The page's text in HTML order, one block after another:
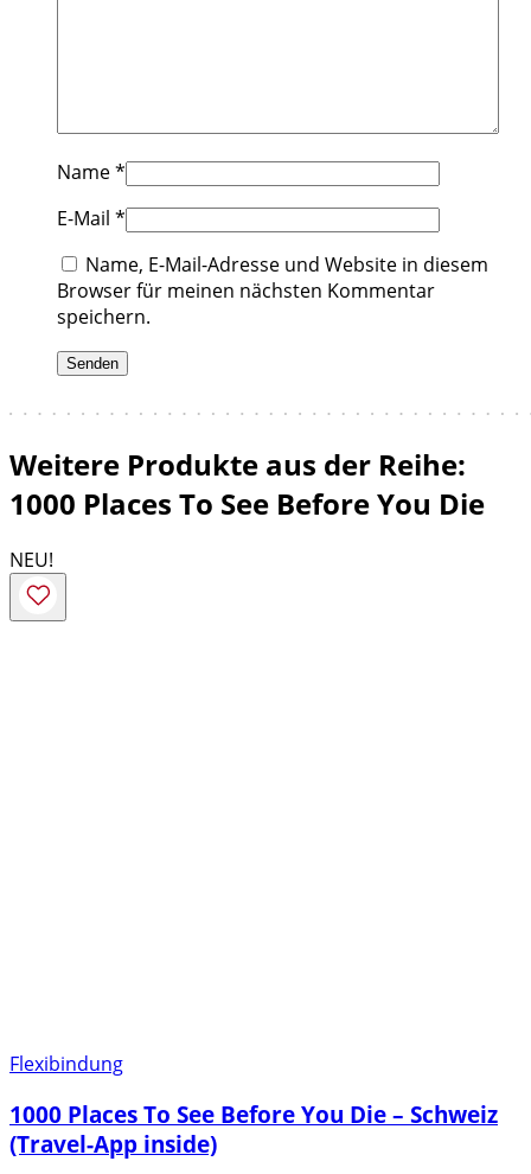
Name*
E-Mail *
Name, E-Mail-Adresse und Website in diesem
Browser für meinen nächsten Kommentar
speichern.
Weitere Produkte aus der Reihe:
1000 Places To See Before You Die
NEU!
Flexibindung
1000 Places To See Before You Die – Schweiz
(Travel-App inside)